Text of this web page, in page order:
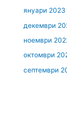
януари 2023
декември
ноември
октомври
септември